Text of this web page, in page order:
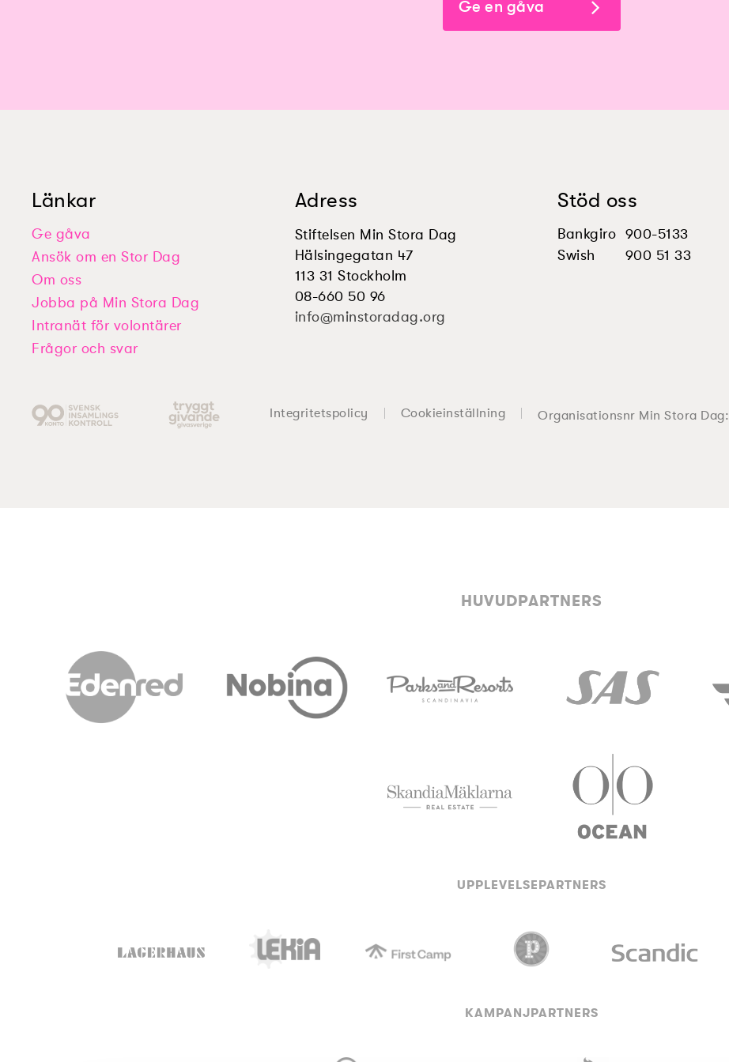
Ge en gåva
Länkar
Ge gåva
Ansök om en Stor Dag
Om oss
Jobba på Min Stora Dag
Intranät för volontärer
Frågor och svar
Adress
Stiftelsen Min Stora Dag
Hälsingegatan 47
113 31 Stockholm
08-660 50 96
info@minstoradag.org
Stöd oss
Bankgiro 900-5133
Swish
900 51 33
Integritetspolicy Cookieinställning Organisationsnr Min Stora Dag:
HUVUDPARTNERS
UPPLEVELSEPARTNERS
KAMPANJPARTNERS